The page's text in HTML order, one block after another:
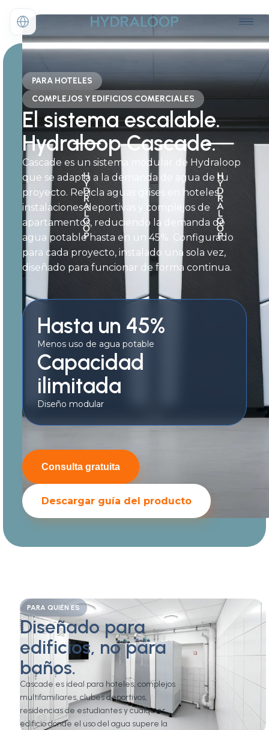
PARA HOTELES
COMPLEJOS Y EDIFICIOS COMERCIALES
El sistema escalable.
Hydraloop Cascade.
Cascade es un sistema modular de Hydraloop
que se adapta a la demanda de agua de tu
proyecto. Recicla aguas grises en hoteles,
instalaciones deportivas y complejos de
apartamentos, reduciendo la demanda de
agua potable hasta en un 45%. Configurado
para cada proyecto, instalado una sola vez,
diseñado para funcionar de forma continua.
Hasta un 45%
Menos uso de agua potable
Capacidad
ilimitada
Diseño modular
Consulta gratuita
Descargar guía del producto
PARA QUIÉN ES
Diseñado para
edificios, no para
baños.
Cascade es ideal para hoteles, complejos
multifamiliares, clubes deportivos,
residencias de estudiantes y cualquier
edificio donde el uso del agua supere la